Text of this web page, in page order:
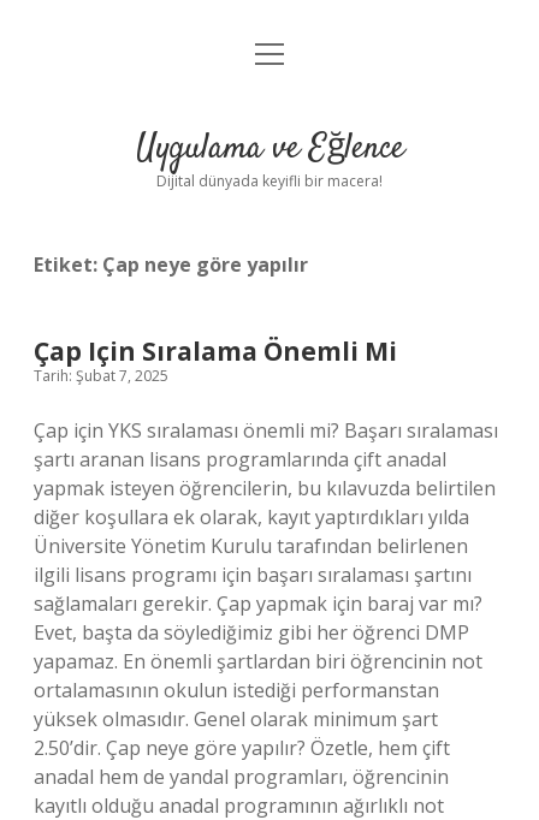
Anasayfa
Yasal Uyarı
menüyü
Uygulama ve Eğlence
Dijital dünyada keyifli bir macera!
Etiket: Çap neye göre yapılır
Çap Için Sıralama Önemli Mi
Tarih: Şubat 7, 2025
Çap için YKS sıralaması önemli mi? Başarı sıralaması
şartı aranan lisans programlarında çift anadal
yapmak isteyen öğrencilerin, bu kılavuzda belirtilen
diğer koşullara ek olarak, kayıt yaptırdıkları yılda
Üniversite Yönetim Kurulu tarafından belirlenen
ilgili lisans programı için başarı sıralaması şartını
sağlamaları gerekir. Çap yapmak için baraj var mı?
Evet, başta da söylediğimiz gibi her öğrenci DMP
yapamaz. En önemli şartlardan biri öğrencinin not
ortalamasının okulun istediği performanstan
yüksek olmasıdır. Genel olarak minimum şart
2.50’dir. Çap neye göre yapılır? Özetle, hem çift
anadal hem de yandal programları, öğrencinin
kayıtlı olduğu anadal programının ağırlıklı not